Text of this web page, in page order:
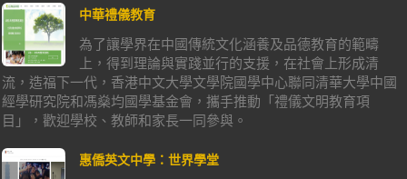
中華禮儀教育
為了讓學界在中國傳統文化涵養及品德教育的範疇
上，得到理論與實踐並行的支援，在社會上形成清
流，造福下一代，香港中文大學文學院國學中心聯同清華大學中國
經學研究院和馮燊均國學基金會，攜手推動「禮儀文明教育項
目」，歡迎學校、教師和家長一同參與。
惠僑英文中學：世界學堂